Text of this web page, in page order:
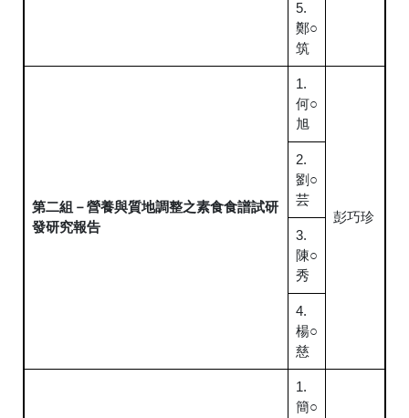
5.
鄭○
筑
第二組－營養與質地調整之素食食譜試研
發研究報告
1.
何○
旭
彭巧珍
2.
劉○
芸
3.
陳○
秀
4.
楊○
慈
1.
簡○